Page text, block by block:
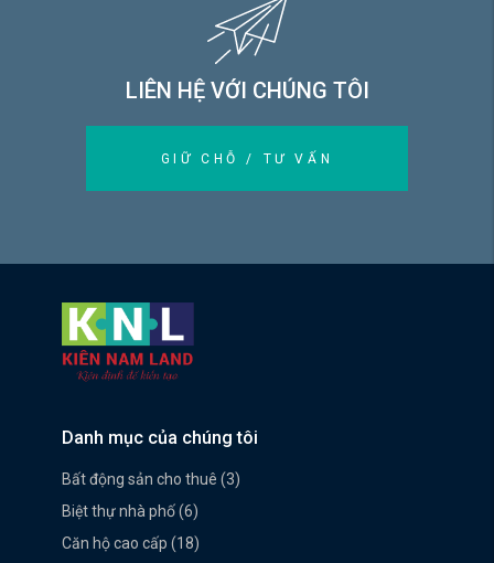
LIÊN HỆ VỚI CHÚNG TÔI
GIỮ CHỖ / TƯ VẤN
Danh mục của chúng tôi
Bất động sản cho thuê (3)
Biệt thự nhà phố (6)
Căn hộ cao cấp (18)